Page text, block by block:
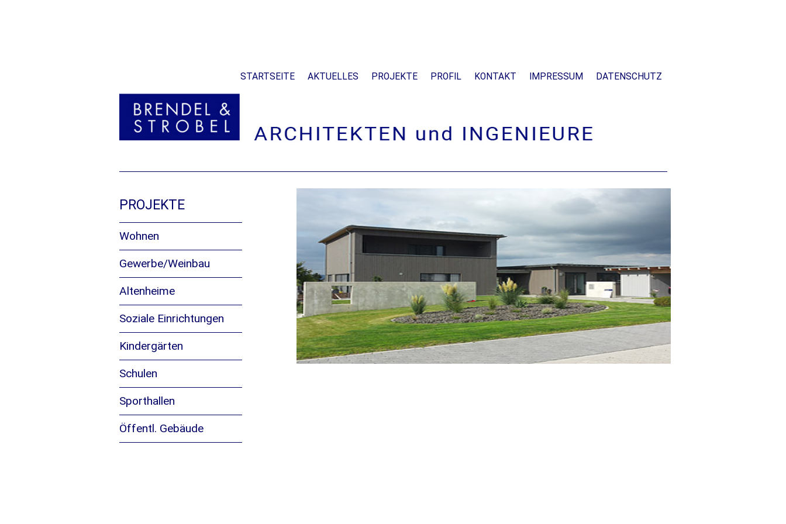
STARTSEITE AKTUELLES PROJEKTE PROFIL KONTAKT IMPRESSUM DATENSCHUTZ
springen
Wohnhaus mit Büro in Appenheim
PROJEKTE
Wohnen
Gewerbe/Weinbau
Altenheime
Soziale Einrichtungen
Kindergärten
Schulen
Sporthallen
Öffentl. Gebäude